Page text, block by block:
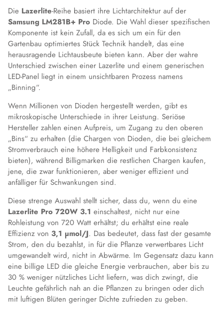
Die Lazerlite-Reihe basiert ihre Lichtarchitektur auf der
Samsung LM281B+ Pro Diode. Die Wahl dieser spezifischen
Komponente ist kein Zufall, da es sich um ein für den
Gartenbau optimiertes Stück Technik handelt, das eine
herausragende Lichtausbeute bieten kann. Aber der wahre
Unterschied zwischen einer Lazerlite und einem generischen
LED-Panel liegt in einem unsichtbaren Prozess namens
„Binning“.
Wenn Millionen von Dioden hergestellt werden, gibt es
mikroskopische Unterschiede in ihrer Leistung. Seriöse
Hersteller zahlen einen Aufpreis, um Zugang zu den oberen
„Bins“ zu erhalten (die Chargen von Dioden, die bei gleichem
Stromverbrauch eine höhere Helligkeit und Farbkonsistenz
bieten), während Billigmarken die restlichen Chargen kaufen,
jene, die zwar funktionieren, aber weniger effizient und
anfälliger für Schwankungen sind.
Diese strenge Auswahl stellt sicher, dass du, wenn du eine
Lazerlite Pro 720W 3.1 einschaltest, nicht nur eine
Rohleistung von 720 Watt erhältst; du erhältst eine reale
Effizienz von 3,1 µmol/J. Das bedeutet, dass fast der gesamte
Strom, den du bezahlst, in für die Pflanze verwertbares Licht
umgewandelt wird, nicht in Abwärme. Im Gegensatz dazu kann
eine billige LED die gleiche Energie verbrauchen, aber bis zu
30 % weniger nützliches Licht liefern, was dich zwingt, die
Leuchte gefährlich nah an die Pflanzen zu bringen oder dich
mit luftigen Blüten geringer Dichte zufrieden zu geben.